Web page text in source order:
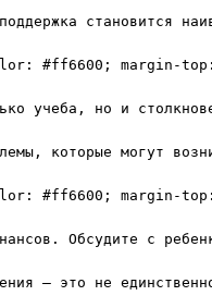
становится
#ff6600; margin-top:
учеба, но и
которые могут
#ff6600; margin-top:
Обсудите с
— это не